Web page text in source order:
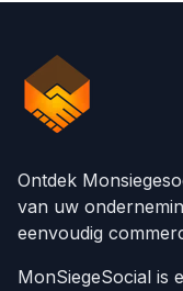
Ontdek
van uw
eenvoudig
MonSiegeSocial is